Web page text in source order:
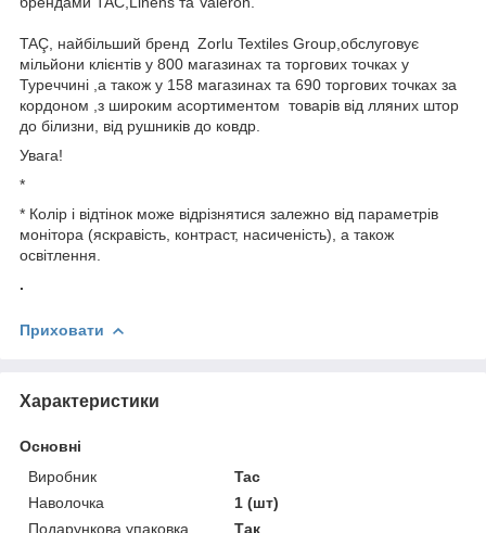
TAÇ, найбільший бренд Zorlu Textiles Group,обслуговує
мільйони клієнтів у 800 магазинах та торгових точках у
Туреччині ,а також у 158 магазинах та 690 торгових точках за
кордоном ,з широким асортиментом товарів від лляних штор
до білизни, від рушників до ковдр.
Увага!
*
* Колір і відтінок може відрізнятися залежно від параметрів
монітора (яскравість, контраст, насиченість), а також
освітлення.
.
Приховати
Характеристики
Основні
Виробник
Tac
Наволочка
1 (шт)
Подарункова упаковка
Так